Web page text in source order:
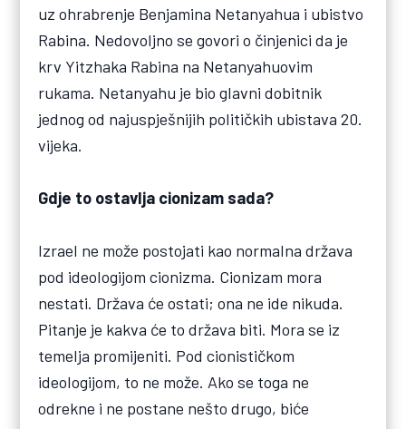
uz ohrabrenje Benjamina Netanyahua i ubistvo
Rabina. Nedovoljno se govori o činjenici da je
krv Yitzhaka Rabina na Netanyahuovim
rukama. Netanyahu je bio glavni dobitnik
jednog od najuspješnijih političkih ubistava 20.
vijeka.
Gdje to ostavlja cionizam sada?
Izrael ne može postojati kao normalna država
pod ideologijom cionizma. Cionizam mora
nestati. Država će ostati; ona ne ide nikuda.
Pitanje je kakva će to država biti. Mora se iz
temelja promijeniti. Pod cionističkom
ideologijom, to ne može. Ako se toga ne
odrekne i ne postane nešto drugo, biće